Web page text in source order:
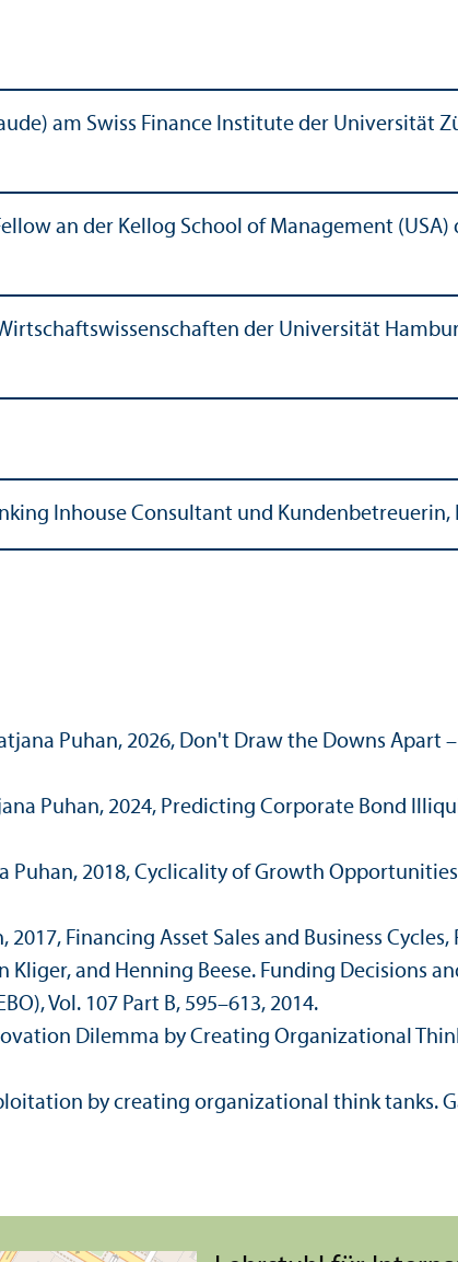
am Swiss Finance Institute der Universität
an der Kellog School of Management
der Universität
Inhouse Consultant und
Puhan, 2026, Don't Draw the Downs Apart
Puhan, 2024, Predicting Corporate Bond
Puhan, 2018, Cyclicality of Growth
Financing Asset Sales and Business Cycles,
Kliger, and Henning Beese. Funding Decisions
Vol. 107 Part B, 595–613, 2014.
Dilemma by Creating Organizational
by creating organizational think tanks.